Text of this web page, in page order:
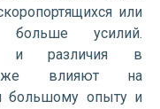
или
больше усилий.
и различия в
влияют на
большому опыту и